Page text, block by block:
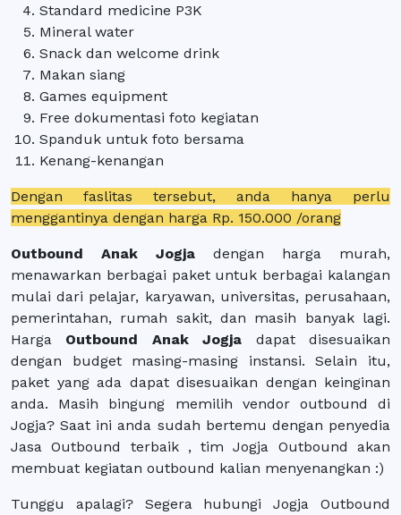
Standard medicine P3K
Mineral water
Snack dan welcome drink
Makan siang
Games equipment
Free dokumentasi foto kegiatan
Spanduk untuk foto bersama
Kenang-kenangan
Dengan faslitas tersebut, anda hanya perlu
menggantinya dengan harga Rp. 150.000 /orang
Outbound Anak Jogja dengan harga murah,
menawarkan berbagai paket untuk berbagai kalangan
mulai dari pelajar, karyawan, universitas, perusahaan,
pemerintahan, rumah sakit, dan masih banyak lagi.
Harga Outbound Anak Jogja dapat disesuaikan
dengan budget masing-masing instansi. Selain itu,
paket yang ada dapat disesuaikan dengan keinginan
anda. Masih bingung memilih vendor outbound di
Jogja? Saat ini anda sudah bertemu dengan penyedia
Jasa Outbound terbaik , tim Jogja Outbound akan
membuat kegiatan outbound kalian menyenangkan :)
Tunggu apalagi? Segera hubungi Jogja Outbound